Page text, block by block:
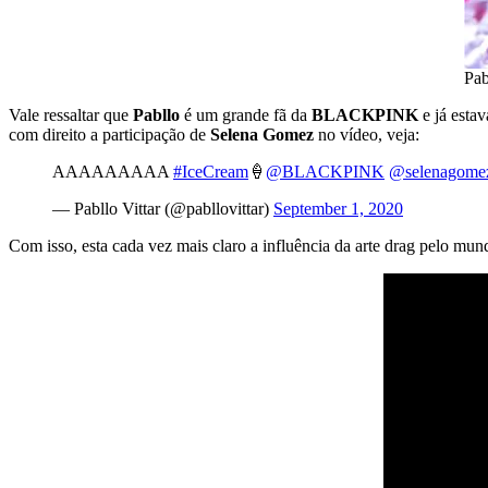
Vale ressaltar que Pabllo é um grande fã da BLACKPINK e já
com direito a participação de Selena Gomez no vídeo, veja:
AAAAAAAAA #IceCream 🍦 @BLACKPINK
— Pabllo Vittar (@pabllovittar) September 1, 2020
Com isso, esta cada vez mais claro a influência da arte drag pelo